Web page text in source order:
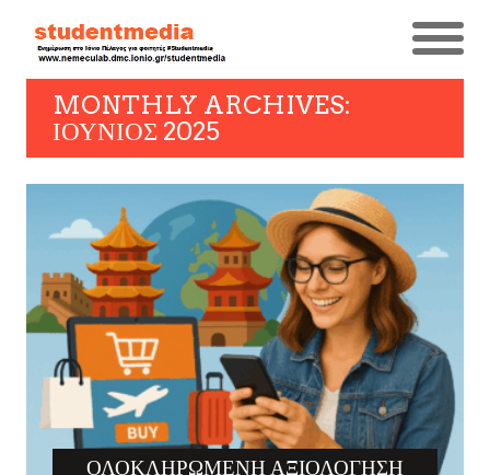
MONTHLY ARCHIVES:
ΙΟΎΝΙΟΣ 2025
ΟΛΟΚΛΗΡΩΜΈΝΗ ΑΞΙΟΛΌΓΗΣΗ